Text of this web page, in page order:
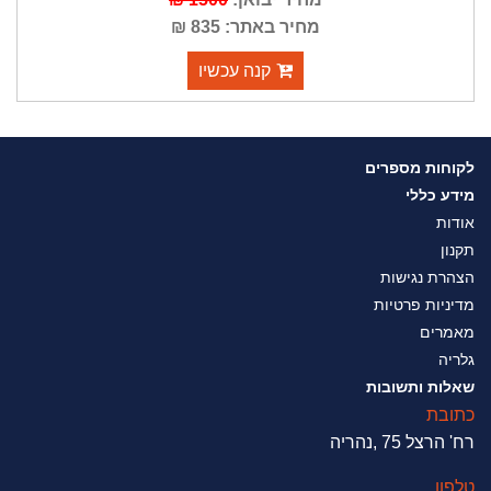
מחיר באתר: 835 ₪
קנה עכשיו
לקוחות מספרים
מידע כללי
אודות
תקנון
הצהרת נגישות
מדיניות פרטיות
מאמרים
גלריה
שאלות ותשובות
כתובת
רח' הרצל 75 ,נהריה